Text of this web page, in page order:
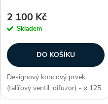
2 100 Kč
Skladem
DO KOŠÍKU
Designový koncový prvek
(talířový ventil, difuzor) - ⌀ 125
mm, barva bílá, materiál sádra,